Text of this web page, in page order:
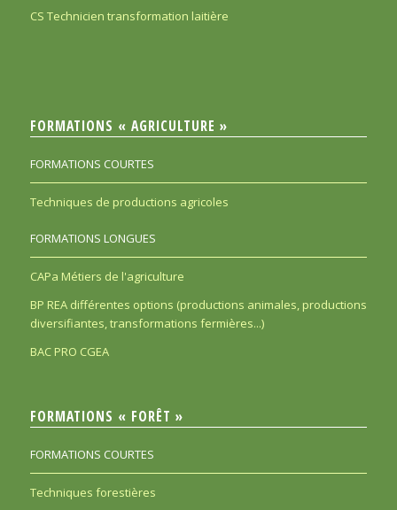
CS Technicien transformation laitière
FORMATIONS « AGRICULTURE »
FORMATIONS COURTES
Techniques de productions agricoles
FORMATIONS LONGUES
CAPa Métiers de l'agriculture
BP REA différentes options (productions animales, productions
diversifiantes, transformations fermières...)
BAC PRO CGEA
FORMATIONS « FORÊT »
FORMATIONS COURTES
Techniques forestières